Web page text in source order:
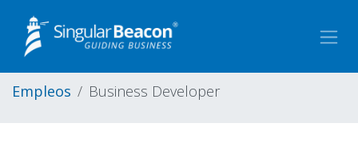
Empleos Business Developer